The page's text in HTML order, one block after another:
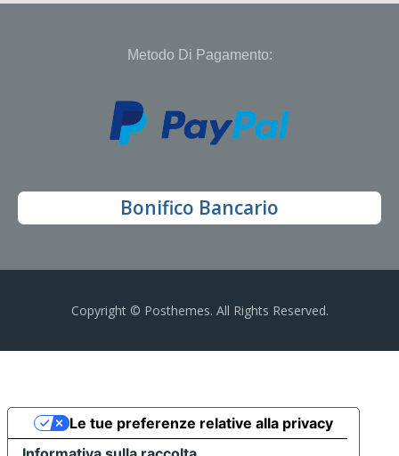
Metodo Di Pagamento:
Bonifico Bancario
Copyright © Posthemes. All Rights Reserved.
Le tue preferenze relative alla privacy